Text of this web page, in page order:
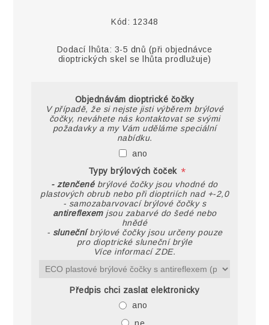
Kód: 12348
Dodací lhůta: 3-5 dnů (při objednávce
dioptrických skel se lhůta prodlužuje)
Objednávám dioptrické čočky
V případě, že si nejste jisti výběrem brýlové
čočky, neváhete nás kontaktovat se svými
požadavky a my Vám uděláme speciální
nabídku.
ano
Typy brýlových čoček *
- ztenčené brýlové čočky jsou vhodné do
plastových obrub nebo při dioptriích nad +-2,0
- samozabarvovací brýlové čočky s
antireflexemjsou zabarvé do šedé nebo
hnědé
- slunečníbrýlové čočky jsou určeny pouze
pro dioptrické sluneční brýle
Více informací ZDE.
Předpis chci zaslat elektronicky
ano
ne